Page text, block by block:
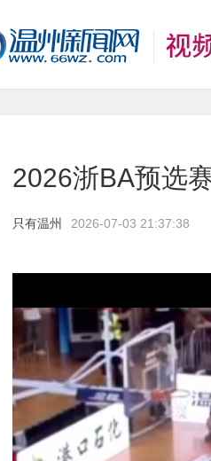
2026浙BA预选
只有温州 2026-07-03 21:37:38